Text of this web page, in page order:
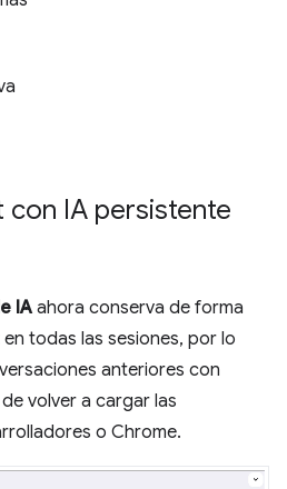
con IA persistente
IAahora conserva de forma
todas las sesiones, por lo
anteriores con
volver a cargar las
o Chrome.